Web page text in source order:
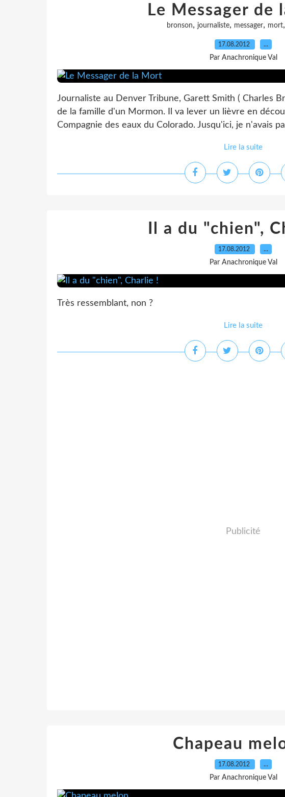
Le Messager de
bronson, journaliste, messager, mort,
17.08.2012 …
Par Anachronique Val
Journaliste au Denver Tribune, Garett Smith ( Charles
de la famille d'un Mormon. Il va lever un lièvre en
Compagnie des eaux du Colorado. Jusqu'ici, je n'avais
Lire la suite
Il a du "chien",
17.08.2012 …
Par Anachronique Val
Très ressemblant, non ?
Lire la suite
Publicité
Chapeau
17.08.2012 …
Par Anachronique Val